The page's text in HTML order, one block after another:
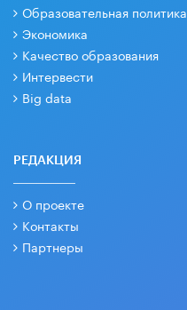
Образовательная политика
Экономика
Качество образования
Интервести
Big data
РЕДАКЦИЯ
О проекте
Контакты
Партнеры